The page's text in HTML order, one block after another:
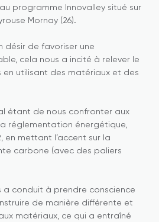
programme Innovalley situé sur
Mornay (26).
désir de favoriser une
cela nous a incité à relever le
en utilisant des matériaux et des
étant de nous confronter aux
réglementation énergétique,
en mettant l’accent sur la
carbone (avec des paliers
a conduit à prendre conscience
de manière différente et
matériaux, ce qui a entraîné